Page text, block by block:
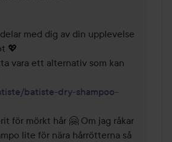
med dig av din upplevelse
💖
vara ett alternativ som kan
batiste-dry-shampoo-
för mörkt hår 🤗 Om jag råkar
lite för nära hårrötterna så